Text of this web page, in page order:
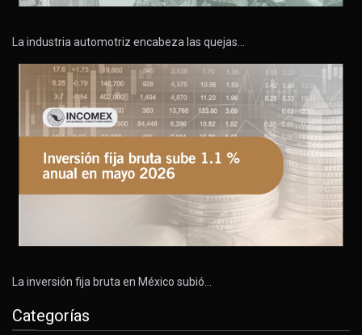
La industria automotriz encabeza las quejas…
La inversión fija bruta en México subió…
Categorías